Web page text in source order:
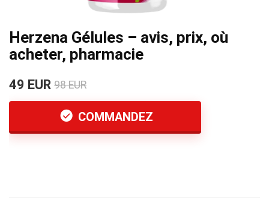
Herzena Gélules – avis, prix, où
acheter, pharmacie
49 EUR 98 EUR
COMMANDEZ